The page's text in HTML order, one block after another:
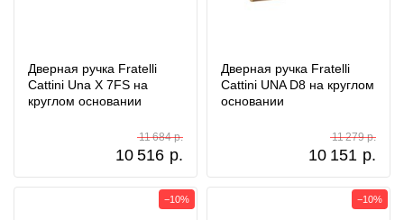
Дверная ручка Fratelli
Cattini Una X 7FS на
круглом основании
10 516 р.
11 684 р.
Дверная ручка Fratelli
Cattini UNA D8 на круглом
основании
10 151 р.
11 279 р.
−10% −10%